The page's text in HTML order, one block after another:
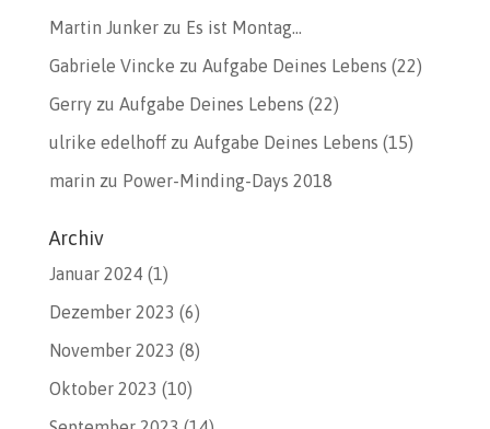
Martin Junkerzu Es ist Montag…
Gabriele Vincke zu Aufgabe Deines Lebens (22)
Gerryzu Aufgabe Deines Lebens (22)
ulrike edelhoffzu Aufgabe Deines Lebens (15)
marin zu Power-Minding-Days 2018
Archiv
Januar 2024(1)
Dezember 2023 (6)
November 2023 (8)
Oktober 2023 (10)